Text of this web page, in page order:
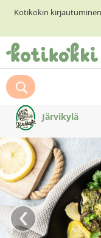
Kotikokin
ETUSIVU
RESEPTIHAKU
RUOKATEEMAT
KESKUSTELUT
KOTIKOKIT
Järvikylä
‹